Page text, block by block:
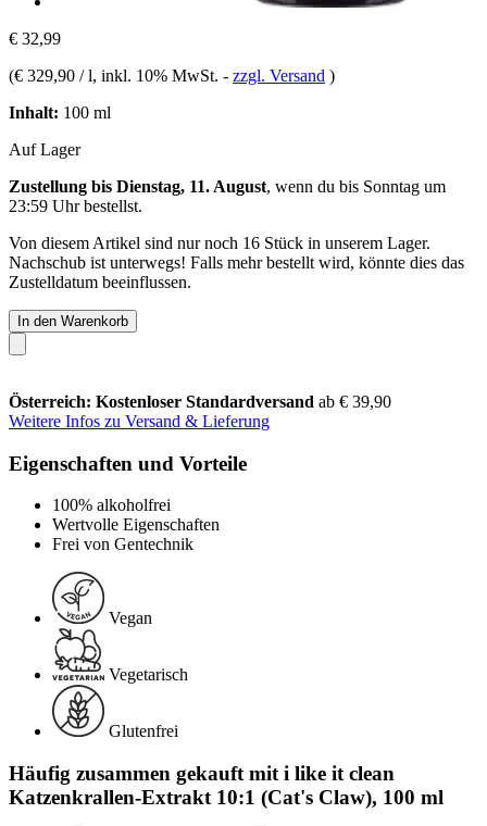
€ 32,99
(€ 329,90 / l, inkl. 10% MwSt. - zzgl. Versand )
Inhalt: 100 ml
Auf Lager
Zustellung bis Dienstag, 11. August, wenn du bis Sonntag um
23:59 Uhrbestellst.
Von diesem Artikel sind nur noch 16 Stück in unserem Lager.
Nachschub ist unterwegs! Falls mehr bestellt wird, könnte dies das
Zustelldatum beeinflussen.
In den Warenkorb
Österreich: Kostenloser Standardversand ab € 39,90
Weitere Infos zu Versand & Lieferung
Eigenschaften und Vorteile
100% alkoholfrei
Wertvolle Eigenschaften
Frei von Gentechnik
Vegan
Vegetarisch
Glutenfrei
Häufig zusammen gekauft mit i like it clean
Katzenkrallen-Extrakt 10:1 (Cat's Claw), 100 ml